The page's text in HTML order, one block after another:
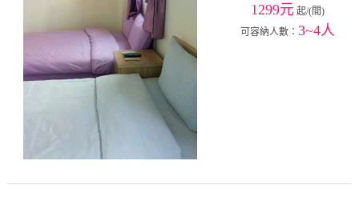
1299元 起/(間)
可容納人數：3~4人